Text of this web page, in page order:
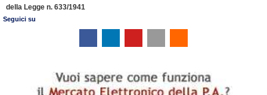
della Legge n. 633/1941
Seguici su